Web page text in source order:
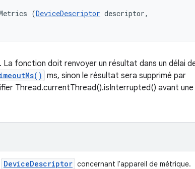
(DeviceDescriptor descriptor,
fonction doit renvoyer un résultat dans un délai
ms, sinon le résultat sera supprimé par
Thread.currentThread().isInterrupted() avant
DeviceDescriptor concernant l'appareil de métrique.